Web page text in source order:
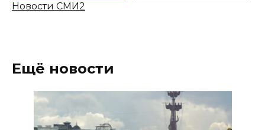
Новости СМИ2
Ещё новости